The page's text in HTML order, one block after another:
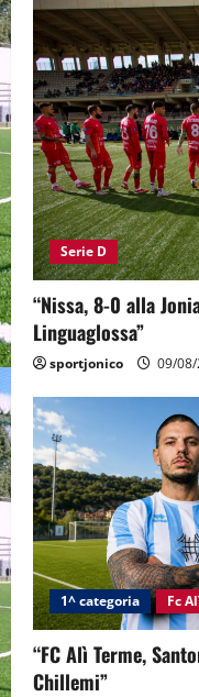
Serie D
“Nissa, 8-0 alla
Linguaglossa”
sportjonico 09/
1^ categoria Fc
“FC Alì Terme,
Chillemi”